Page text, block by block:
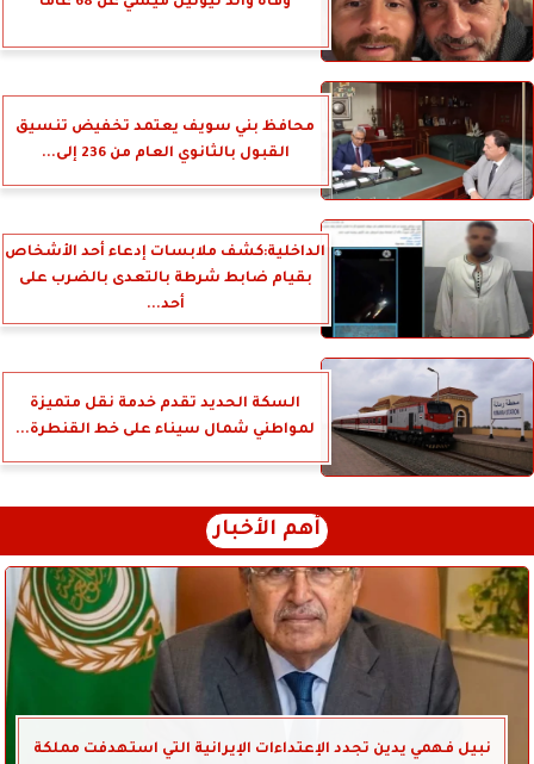
محافظ بني سويف يعتمد تخفيض تنسيق
القبول بالثانوي العام من 236 إلى...
الداخلية:كشف ملابسات إدعاء أحد الأشخاص
بقيام ضابط شرطة بالتعدى بالضرب على
أحد...
السكة الحديد تقدم خدمة نقل متميزة
لمواطني شمال سيناء على خط القنطرة...
أهم الأخبار
نبيل فهمي يدين تجدد الإعتداءات الإيرانية التي استهدفت مملكة